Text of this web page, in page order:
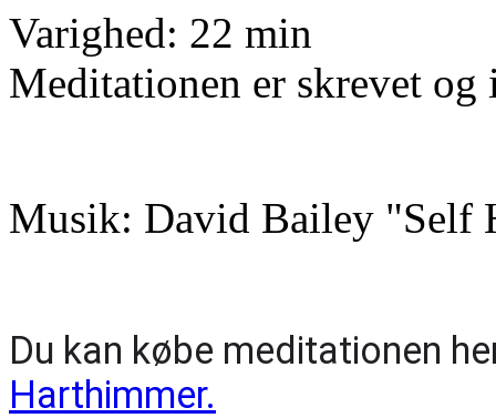
Varighed: 22 min
Meditationen er skrevet
Musik: David Bailey "Self
Du kan købe meditationen
Harthimmer.